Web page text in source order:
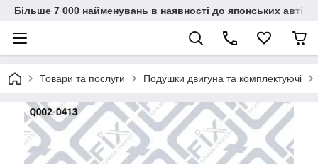
Більше 7 000 найменувань в наявності до японських
Товари та послуги Подушки двигуна та комплектуючі